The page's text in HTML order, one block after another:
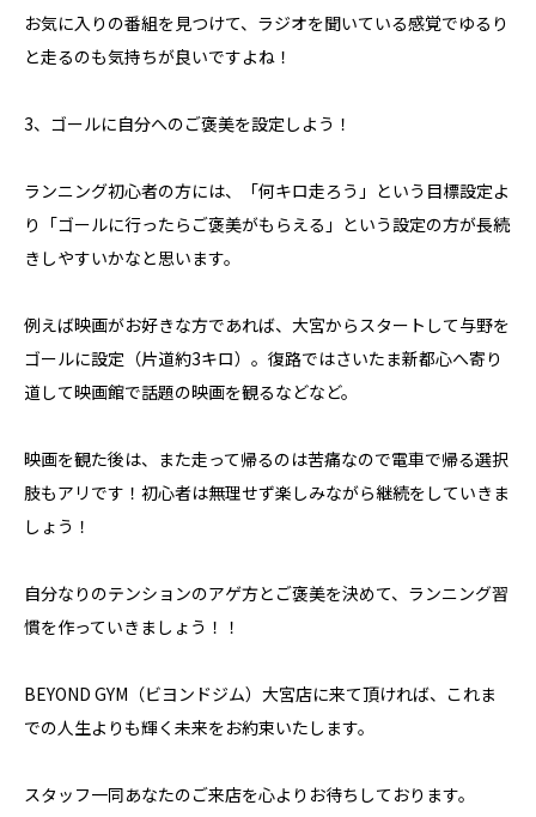
お気に入りの番組を見つけて、ラジオを聞いている感覚でゆるり
と走るのも気持ちが良いですよね！
3、ゴールに自分へのご褒美を設定しよう！
ランニング初心者の方には、「何キロ走ろう」という目標設定よ
り「ゴールに行ったらご褒美がもらえる」という設定の方が長続
きしやすいかなと思います。
例えば映画がお好きな方であれば、大宮からスタートして与野を
ゴールに設定（片道約3キロ）。復路ではさいたま新都心へ寄り
道して映画館で話題の映画を観るなどなど。
映画を観た後は、また走って帰るのは苦痛なので電車で帰る選択
肢もアリです！初心者は無理せず楽しみながら継続をしていきま
しょう！
自分なりのテンションのアゲ方とご褒美を決めて、ランニング習
慣を作っていきましょう！！
BEYOND GYM（ビヨンドジム）大宮店に来て頂ければ、これま
での人生よりも輝く未来をお約束いたします。
スタッフ一同あなたのご来店を心よりお待ちしております。